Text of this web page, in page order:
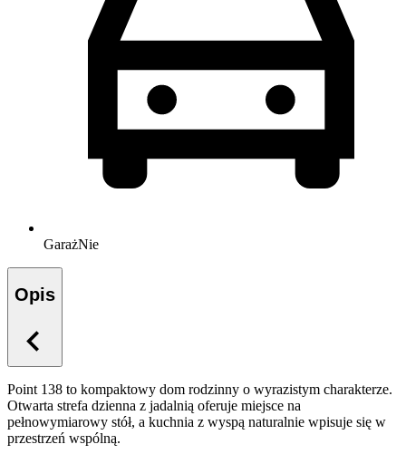
GarażNie
Opis
Point 138 to kompaktowy dom rodzinny o wyrazistym charakterze.
Otwarta strefa dzienna z jadalnią oferuje miejsce na
pełnowymiarowy stół, a kuchnia z wyspą naturalnie wpisuje się w
przestrzeń wspólną.